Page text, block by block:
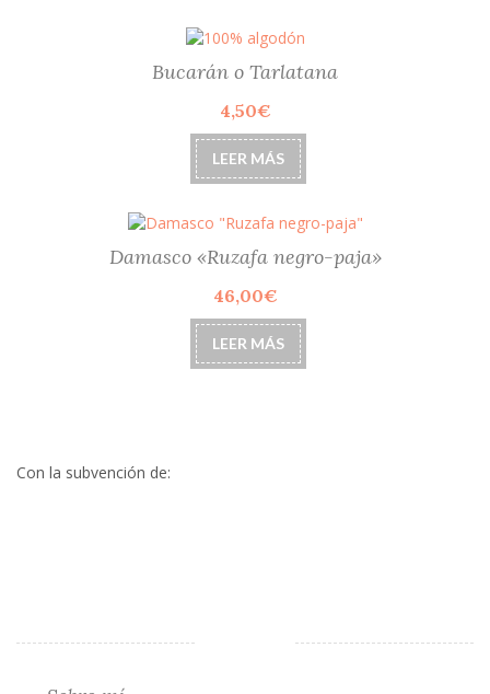
Bucarán o Tarlatana
4,50€
LEER MÁS
Damasco «Ruzafa negro-paja»
46,00€
LEER MÁS
Con la subvención de: